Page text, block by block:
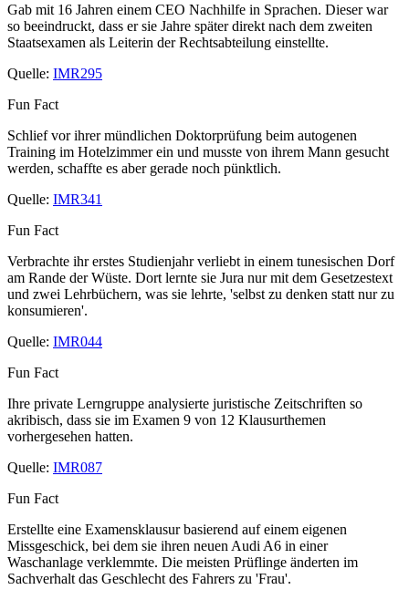
Gab mit 16 Jahren einem CEO Nachhilfe in Sprachen. Dieser war
so beeindruckt, dass er sie Jahre später direkt nach dem zweiten
Staatsexamen als Leiterin der Rechtsabteilung einstellte.
Quelle: IMR295
Fun Fact
Schlief vor ihrer mündlichen Doktorprüfung beim autogenen
Training im Hotelzimmer ein und musste von ihrem Mann gesucht
werden, schaffte es aber gerade noch pünktlich.
Quelle: IMR341
Fun Fact
Verbrachte ihr erstes Studienjahr verliebt in einem tunesischen Dorf
am Rande der Wüste. Dort lernte sie Jura nur mit dem Gesetzestext
und zwei Lehrbüchern, was sie lehrte, 'selbst zu denken statt nur zu
konsumieren'.
Quelle: IMR044
Fun Fact
Ihre private Lerngruppe analysierte juristische Zeitschriften so
akribisch, dass sie im Examen 9 von 12 Klausurthemen
vorhergesehen hatten.
Quelle: IMR087
Fun Fact
Erstellte eine Examensklausur basierend auf einem eigenen
Missgeschick, bei dem sie ihren neuen Audi A6 in einer
Waschanlage verklemmte. Die meisten Prüflinge änderten im
Sachverhalt das Geschlecht des Fahrers zu 'Frau'.